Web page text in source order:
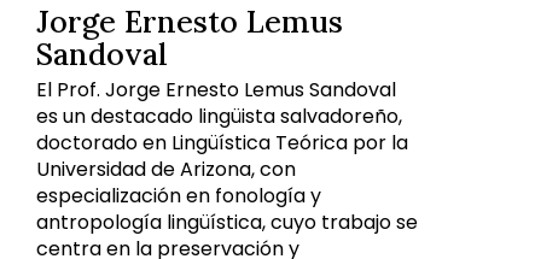
Jorge Ernesto Lemus
Sandoval
El Prof. Jorge Ernesto Lemus Sandoval
es un destacado lingüista salvadoreño,
doctorado en Lingüística Teórica por la
Universidad de Arizona, con
especialización en fonología y
antropología lingüística, cuyo trabajo se
centra en la preservación y